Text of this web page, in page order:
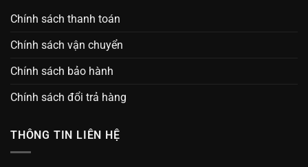
Chính sách thanh toán
Chính sách vận chuyển
Chính sách bảo hành
Chính sách đổi trả hàng
THÔNG TIN LIÊN HỆ